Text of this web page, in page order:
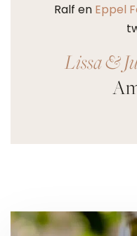
Ralf en Eppel
Lissa &